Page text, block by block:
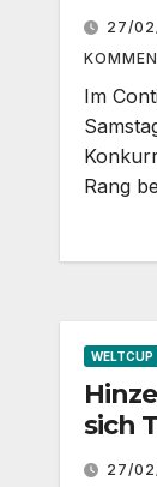
27/
Im
Rang
WELTCUP
sich
27/